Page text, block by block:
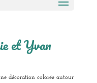
et Yvan
décoration colorée autour